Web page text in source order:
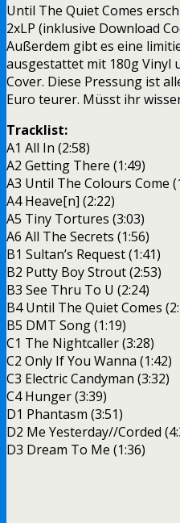
Until The Quiet Comes
2xLP (inklusive Download
Außerdem gibt es eine
ausgestattet mit 180g Vinyl
Cover. Diese Pressung ist
Euro teurer. Müsst ihr
Tracklist:
A1 All In (2:58)
A2 Getting There (1:49)
A3 Until The Colours Come
A4 Heave[n] (2:22)
A5 Tiny Tortures (3:03)
A6 All The Secrets (1:56)
B1 Sultan’s Request (1:41)
B2 Putty Boy Strout (2:53)
B3 See Thru To U (2:24)
B4 Until The Quiet Comes
B5 DMT Song (1:19)
C1 The Nightcaller (3:28)
C2 Only If You Wanna (1:42)
C3 Electric Candyman (3:32)
C4 Hunger (3:39)
D1 Phantasm (3:51)
D2 Me Yesterday//Corded
D3 Dream To Me (1:36)